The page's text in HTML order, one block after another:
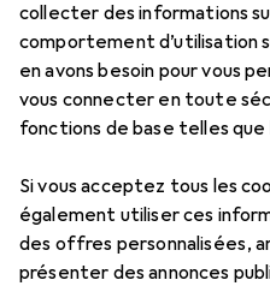
collecter des informations
comportement d’utilisation
en avons besoin pour vous
vous connecter en toute
fonctions de base telles que
Si vous acceptez tous les
également utiliser ces
des offres personnalisées,
présenter des annonces
Air Optix
6
Prix en EUR TVA incl.
EUR
54,90 EUR
9,16/1pcs